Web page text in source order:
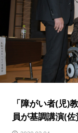
「障がい者(児)
員が基調講演(